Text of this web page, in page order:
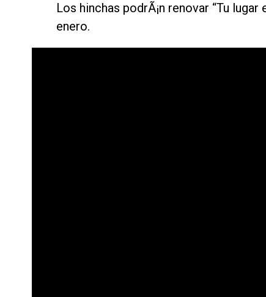
Los hinchas podrÃ¡n renovar “Tu
enero.